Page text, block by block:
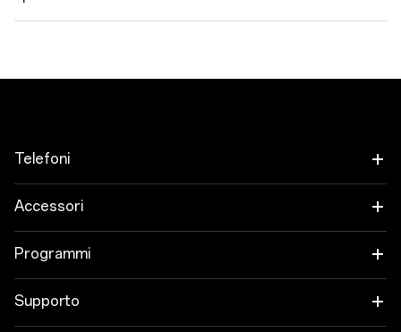
Telefoni
OnePlus 15
OnePlus 15R
OnePlus Nord 5
Accessori
Tablet
Indossabili
Programmi
Collega i tuoi dispositivi OnePlus
Supporto